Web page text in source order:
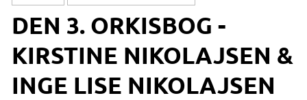
DEN 3. ORKISBOG -
KIRSTINE NIKOLAJSEN &
INGE LISE NIKOLAJSEN